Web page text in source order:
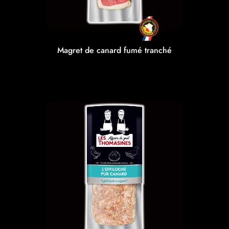
Magret de canard fumé tranché